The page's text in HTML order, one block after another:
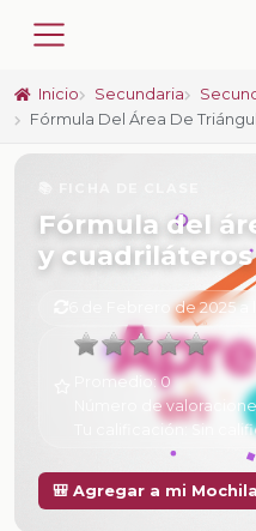
Inicio Secundaria
Fórmula Del Área De
Fórmula del
y cuadriláteros
6 de Febrero de 2025 a
Promedio:0
Número de
Tu calificación: Sin
🎒 Agregar a mi Mochila